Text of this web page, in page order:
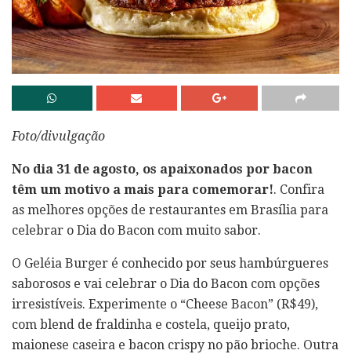
Foto/divulgação
No dia 31 de agosto, os apaixonados por bacon
têm um motivo a mais para comemorar!. Confira
as melhores opções de restaurantes em Brasília para
celebrar o Dia do Bacon com muito sabor.
O Geléia Burger é conhecido por seus hambúrgueres
saborosos e vai celebrar o Dia do Bacon com opções
irresistíveis. Experimente o “Cheese Bacon” (R$49),
com blend de fraldinha e costela, queijo prato,
maionese caseira e bacon crispy no pão brioche. Outra